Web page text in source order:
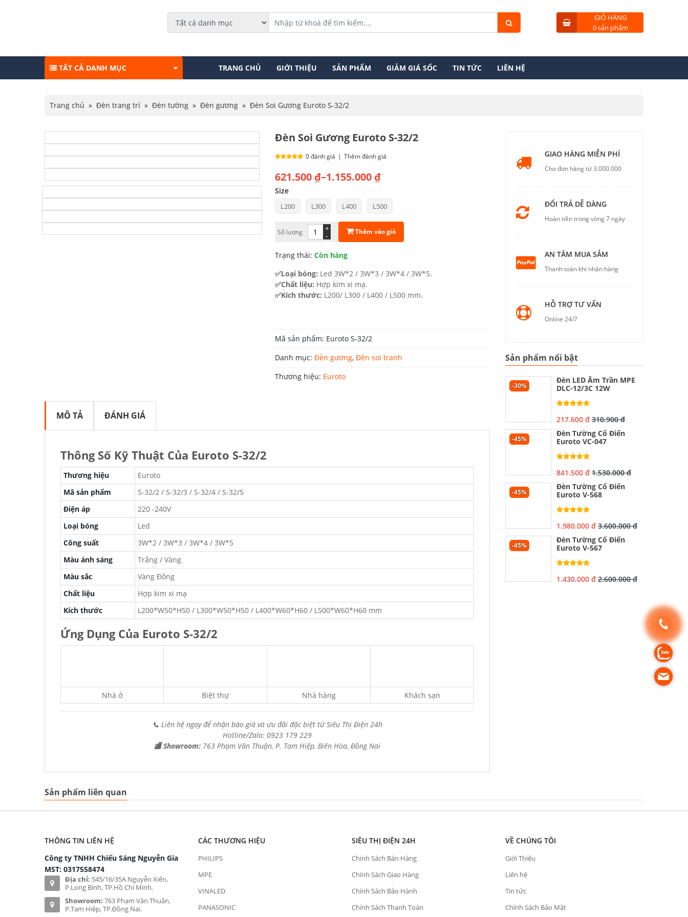
GIỎ HÀNG
0 sản phẩm
TẤT CẢ DANH MỤC TRANG CHỦ GIỚI THIỆU SẢN PHẨM GIẢM GIÁ SỐC TIN TỨC LIÊN HỆ
Trang chủ » Đèn trang trí » Đèn tường » Đèn gương » Đèn Soi Gương Euroto S-32/2
Đèn Soi Gương Euroto S-32/2
0 đánh giá | Thêm đánh giá
621.500 ₫–1.155.000 ₫
Khoảng
giá:
từ
621.500 ₫
1.155.000 ₫
Size
L200 L300 L400 L500
Số lượng -
+ Thêm vào giỏ
Trạng thái: Còn hàng
✅Loại bóng: Led 3W*2 / 3W*3 / 3W*4 / 3W*5.
✅Chất liệu: Hợp kim xi mạ.
✅Kích thước: L200/ L300 / L400 / L500 mm.
Mã sản phẩm: Euroto S-32/2
Danh mục: Đèn gương, Đèn soi tranh
Thương hiệu: Euroto
MÔ TẢ ĐÁNH GIÁ
Thông Số Kỹ Thuật Của Euroto S-32/2
Thương hiệu
Euroto
Mã sản phẩm
S-32/2 / S-32/3 / S-32/4 / S-32/5
Điện áp
220 -240V
Loại bóng
Led
Công suất
3W*2 / 3W*3 / 3W*4 / 3W*5
Màu ánh sáng
Trắng / Vàng
Màu sắc
Vàng Đồng
Chất liệu
Hợp kim xi mạ
Kích thước
L200*W50*H50 / L300*W50*H50 / L400*W60*H60 / L500*W60*H60 mm
Ứng Dụng Của Euroto S-32/2
Nhà ở Biệt thự Nhà hàng Khách sạn
📞 Liên hệ ngay để nhận báo giá và ưu đãi đặc biệt từ Siêu Thị Điện 24h
Hotline/Zalo: 0923 179 229
🏬 Showroom: 763 Phạm Văn Thuận, P. Tam Hiệp, Biên Hòa, Đồng Nai
GIAO HÀNG MIỄN PHÍ
Cho đơn hàng từ 3.000.000
ĐỔI TRẢ DỄ DÀNG
Hoàn tiền trong vòng 7 ngày
AN TÂM MUA SẮM
Thanh toán khi nhận hàng
HỖ TRỢ TƯ VẤN
Online 24/7
Sản phẩm nổi bật
-30%
Đèn LED Âm Trần MPE
DLC-12/3C 12W
217.600 đ 310.900 đ
-45%
Đèn Tường Cổ Điển
Euroto VC-047
841.500 đ 1.530.000 đ
-45%
Đèn Tường Cổ Điển
Euroto V-568
1.980.000 đ 3.600.000 đ
-45%
Đèn Tường Cổ Điển
Euroto V-567
1.430.000 đ 2.600.000 đ
Sản phẩm liên quan
THÔNG TIN LIÊN HỆ
Công ty TNHH Chiếu Sáng Nguyễn Gia
MST: 0317558474
Địa chỉ: 545/16/35A Nguyễn Xiển,
P.Long Bình, TP.Hồ Chí Minh.
Showroom: 763 Phạm Văn Thuận,
P.Tam Hiệp, TP.Đồng Nai.
CÁC THƯƠNG HIỆU
PHILIPS
MPE
VINALED
PANASONIC
SIÊU THỊ ĐIỆN 24H
Chính Sách Bán Hàng
Chính Sách Giao Hàng
Chính Sách Bảo Hành
Chính Sách Thanh Toán
VỀ CHÚNG TÔI
Giới Thiệu
Liên hệ
Tin tức
Chính Sách Bảo Mật